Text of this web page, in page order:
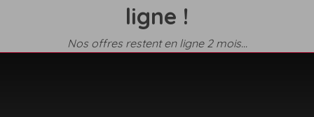
ligne !
Nos offres restent en ligne 2 mois...